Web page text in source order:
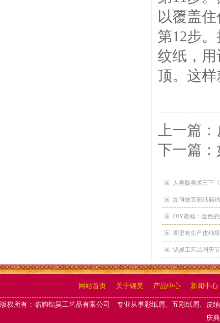
以覆盖
第12步
纹纸，
顶。这
上一篇：
下一篇：
人美版美术三下
如何做五彩纸屑
DIY教程：金色
哪里有生产皮纳
锦昊工艺品国庆
网站首页 关于锦昊 产品中心 新闻中心
版权所有： 临朐锦昊工艺品有限公司 专业从事彩纸屑、五彩纸屑、 皮
庆典